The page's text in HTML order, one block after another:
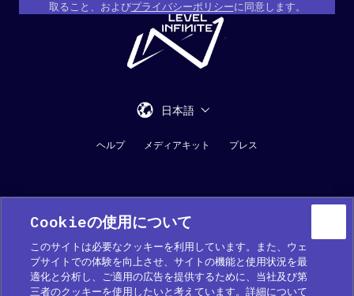
取ること、およびプライバシーポリシーに同意します。
ヘルプ メディアキット プレス
"
日本語
Cookie 優先設定
Cookieの使用について
このサイトは必要なクッキーを利用しています。また、ウェ
ブサイトでの体験を向上させ、サイトの機能と使用状況を最
適化と分析し、ご適用の広告を提供するために、当社及び第
三者のクッキーを使用したいと考えています。詳細について